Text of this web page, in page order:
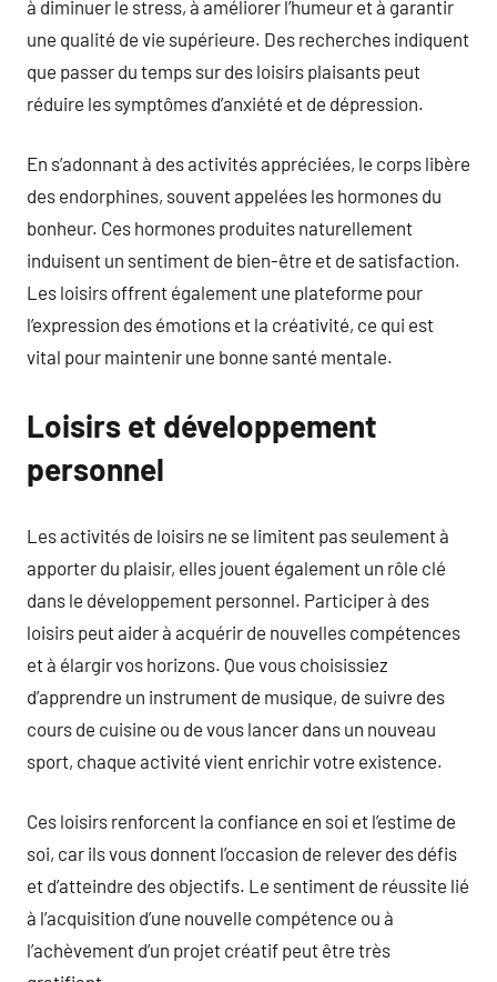
à diminuer le stress, à améliorer l’humeur et à garantir
une qualité de vie supérieure. Des recherches indiquent
que passer du temps sur des loisirs plaisants peut
réduire les symptômes d’anxiété et de dépression.
En s’adonnant à des activités appréciées, le corps libère
des endorphines, souvent appelées les hormones du
bonheur. Ces hormones produites naturellement
induisent un sentiment de bien-être et de satisfaction.
Les loisirs offrent également une plateforme pour
l’expression des émotions et la créativité, ce qui est
vital pour maintenir une bonne santé mentale.
Loisirs et développement
personnel
Les activités de loisirs ne se limitent pas seulement à
apporter du plaisir, elles jouent également un rôle clé
dans le développement personnel. Participer à des
loisirs peut aider à acquérir de nouvelles compétences
et à élargir vos horizons. Que vous choisissiez
d’apprendre un instrument de musique, de suivre des
cours de cuisine ou de vous lancer dans un nouveau
sport, chaque activité vient enrichir votre existence.
Ces loisirs renforcent la confiance en soi et l’estime de
soi, car ils vous donnent l’occasion de relever des défis
et d’atteindre des objectifs. Le sentiment de réussite lié
à l’acquisition d’une nouvelle compétence ou à
l’achèvement d’un projet créatif peut être très